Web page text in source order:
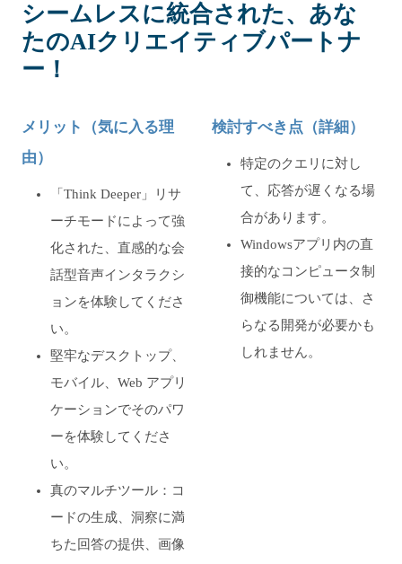
シームレスに統合された、あな
たのAIクリエイティブパートナ
ー！
メリット（気に入る理
由）
「Think Deeper」リサ
ーチモードによって強
化された、直感的な会
話型音声インタラクシ
ョンを体験してくださ
い。
堅牢なデスクトップ、
モバイル、Web アプリ
ケーションでそのパワ
ーを体験してくださ
い。
真のマルチツール：コ
ードの生成、洞察に満
ちた回答の提供、画像
検討すべき点（詳細）
特定のクエリに対し
て、応答が遅くなる場
合があります。
Windowsアプリ内の直
接的なコンピュータ制
御機能については、さ
らなる開発が必要かも
しれません。